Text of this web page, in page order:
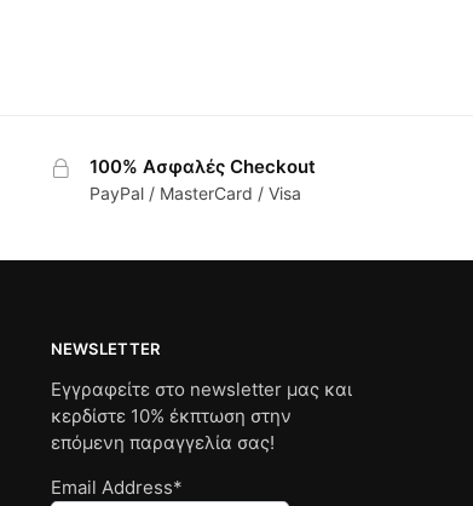
100% Ασφαλές Checkout
PayPal / MasterCard / Visa
NEWSLETTER
Εγγραφείτε στο newsletter μας και
κερδίστε 10% έκπτωση στην
επόμενη παραγγελία σας!
Email Address*